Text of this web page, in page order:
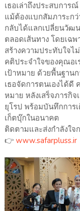
เธอเล่าถึงประสบการ
แม้ต้องแบกสัมภาระก
กลับได้แลกเปลี่ยนวัฒ
ตลอดเส้นทาง โดยเฉ
สร้างความประทับใจไ
คติประจำใจของคุณอ
เป้าหมาย ด้วยพื้นฐาน
เธอจัดการตนเองได้
หมาย หลังเสร็จภารกิ
ยุโรป พร้อมบันทึกการ
เก็ตบุ๊กในอนาคต
ติดตามและส่งกำลังใจ
👉 www.safarpluss.ir